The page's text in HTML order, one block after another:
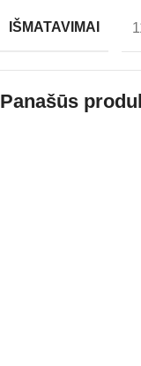
IŠMATAVIMAI
Panašūs